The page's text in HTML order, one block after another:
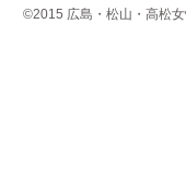
©2015 広島・松山・高松